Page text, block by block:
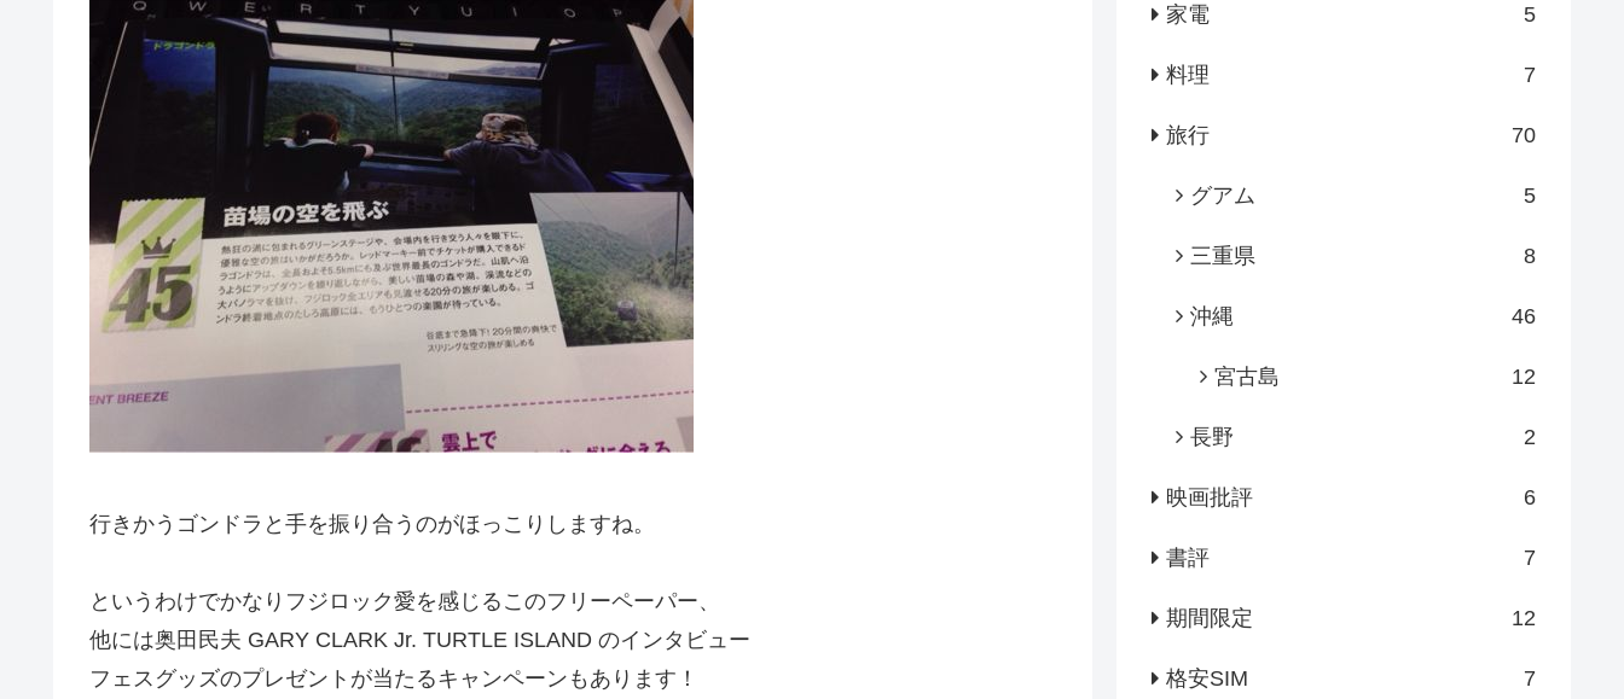
行きかうゴンドラと手を振り合うのがほっこりしますね。
というわけでかなりフジロック愛を感じるこのフリーペーパー、
他には奥田民夫 GARY CLARK Jr. TURTLE ISLAND のインタビュー
フェスグッズのプレゼントが当たるキャンペーンもあります！
家電 5
料理 7
旅行 70
グアム 5
三重県 8
沖縄 46
宮古島 12
長野 2
映画批評 6
書評 7
期間限定 12
格安SIM 7